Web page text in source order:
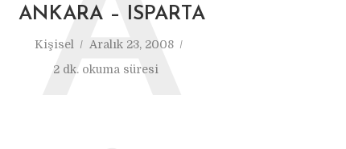
ANKARA – ISPARTA
Kişisel
Aralık 23, 2008
2 dk. okuma süresi